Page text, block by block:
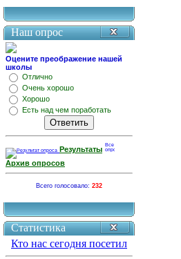
Наш опрос
Оцените преображение нашей
школы
Отлично
Очень хорошо
Хорошо
Есть над чем поработать
Результаты
Архив опросов
Всего голосовало: 232
Статистика
Кто нас сегодня посетил